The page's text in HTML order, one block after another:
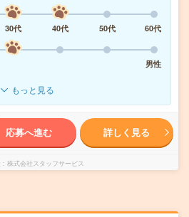
30代 40代 50代
60代
男性
もっと見る
応募へ進む 詳しく見る
株式会社スタッフサービス